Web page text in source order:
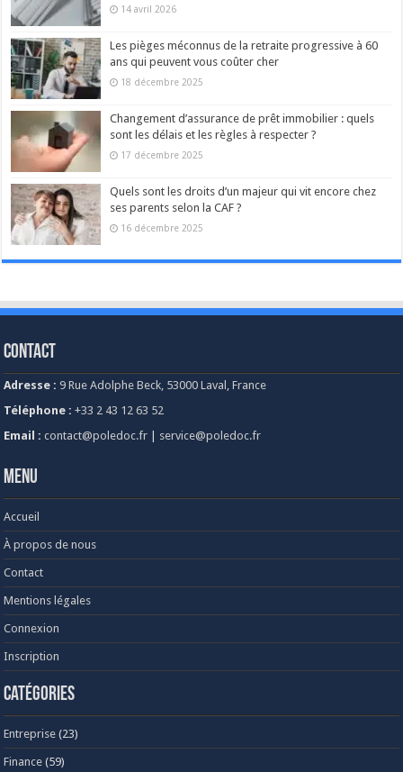
14 avril 2026
Les pièges méconnus de la retraite progressive à 60
ans qui peuvent vous coûter cher
18 décembre 2025
Changement d’assurance de prêt immobilier : quels
sont les délais et les règles à respecter ?
17 décembre 2025
Quels sont les droits d’un majeur qui vit encore chez
ses parents selon la CAF ?
16 décembre 2025
Contact
Adresse : 9 Rue Adolphe Beck, 53000 Laval, France
Téléphone : +33 2 43 12 63 52
Email : contact@poledoc.fr service@poledoc.fr
Menu
Accueil
À propos de nous
Contact
Mentions légales
Connexion
Inscription
Catégories
Entreprise (23)
Finance (59)